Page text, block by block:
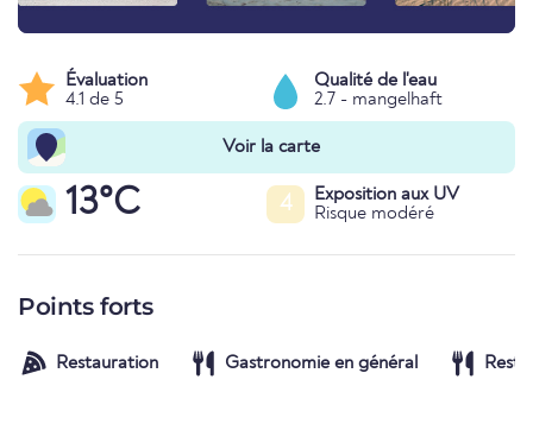
Évaluation
4.1 de 5
Qualité de l'eau
2.7 - mangelhaft
Voir la carte
13°C 4
Exposition aux UV
Risque modéré
Points forts
Restauration Gastronomie en général